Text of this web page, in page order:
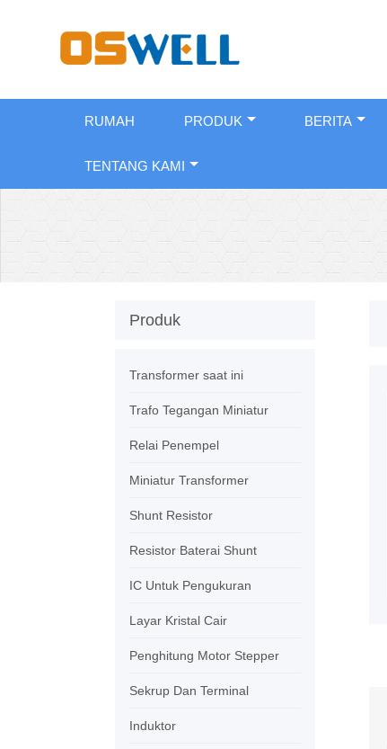
RUMAH PRODUK BERITA
TENTANG KAMI
Produk
Transformer saat ini
Trafo Tegangan Miniatur
Relai Penempel
Miniatur Transformer
Shunt Resistor
Resistor Baterai Shunt
IC Untuk Pengukuran
Layar Kristal Cair
Penghitung Motor Stepper
Sekrup Dan Terminal
Induktor